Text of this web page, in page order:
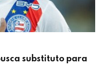
substituto para